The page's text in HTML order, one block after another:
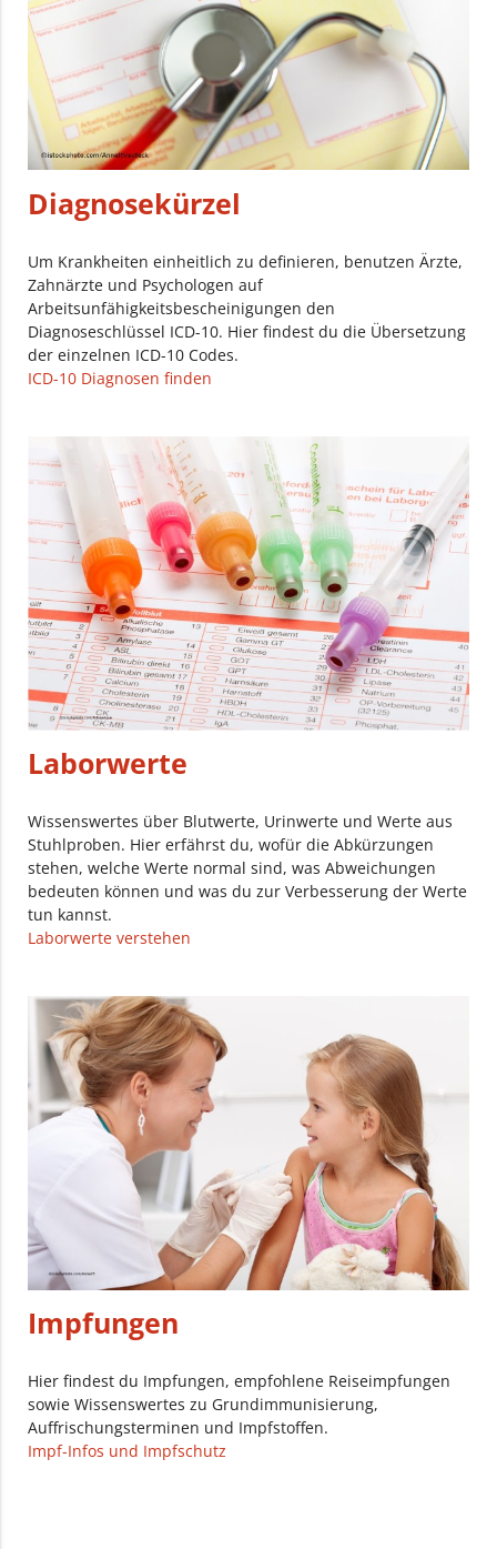
Diagnosekürzel
Um Krankheiten einheitlich zu definieren, benutzen Ärzte,
Zahnärzte und Psychologen auf
Arbeitsunfähigkeitsbescheinigungen den
Diagnoseschlüssel ICD-10. Hier findest du die Übersetzung
der einzelnen ICD-10 Codes.
ICD-10 Diagnosen finden
Laborwerte
Wissenswertes über Blutwerte, Urinwerte und Werte aus
Stuhlproben. Hier erfährst du, wofür die Abkürzungen
stehen, welche Werte normal sind, was Abweichungen
bedeuten können und was du zur Verbesserung der Werte
tun kannst.
Laborwerte verstehen
Impfungen
Hier findest du Impfungen, empfohlene Reiseimpfungen
sowie Wissenswertes zu Grundimmunisierung,
Auffrischungsterminen und Impfstoffen.
Impf-Infos und Impfschutz